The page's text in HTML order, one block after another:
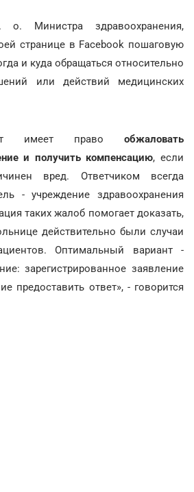
Министра здравоохранения,
странице в Facebook пошаговую
и куда обращаться относительно
или действий медицинских
имеет право обжаловать
и получить компенсацию, если
вред. Ответчиком всегда
- учреждение здравоохранения
таких жалоб помогает доказать,
действительно были случаи
Оптимальный вариант -
зарегистрированное заявление
предоставить ответ», - говорится